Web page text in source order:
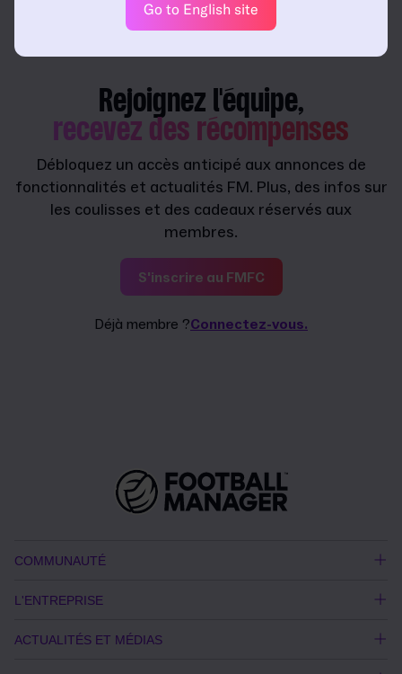
Rejoignez l'équipe,
recevez des récompenses
Débloquez un accès anticipé aux annonces de
fonctionnalités et actualités FM. Plus, des infos sur
les coulisses et des cadeaux réservés aux
membres.
S'inscrire au FMFC
Déjà membre ?Connectez-vous.
COMMUNAUTÉ
L'ENTREPRISE
ACTUALITÉS ET MÉDIAS
Go to English site